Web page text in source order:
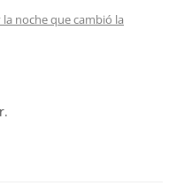
la noche que cambió la